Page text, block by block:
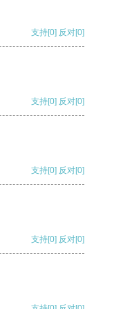
支持[0] 反对[0]
支持[0] 反对[0]
支持[0] 反对[0]
支持[0] 反对[0]